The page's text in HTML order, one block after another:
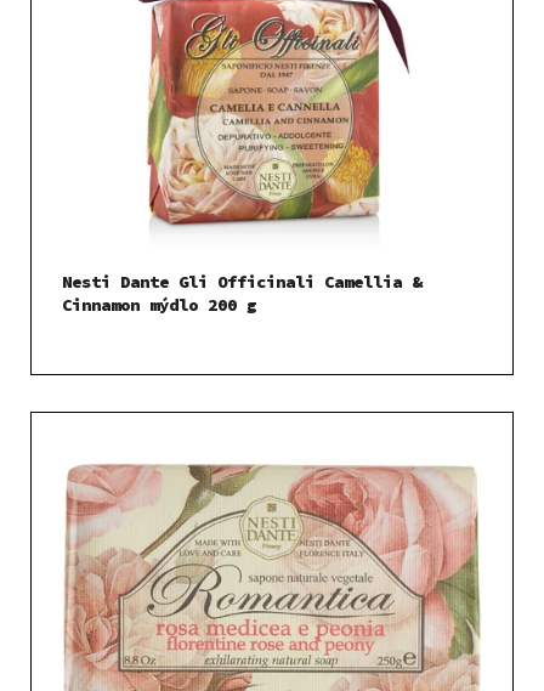
Nesti Dante Gli Officinali Camellia &
Cinnamon mýdlo 200 g